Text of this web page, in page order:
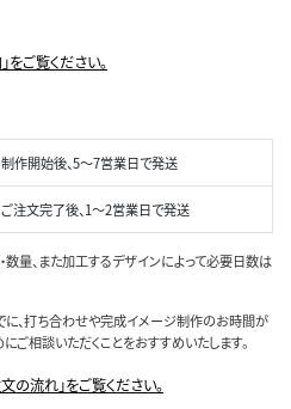
ご覧ください。
制作開始後、5～7営業日で発送
ご注文完了後、1～2営業日で発送
量、また加工するデザインによって必要日数は
、打ち合わせや完成イメージ制作のお時間が
ご相談いただくことをおすすめいたします。
流れ」をご覧ください。